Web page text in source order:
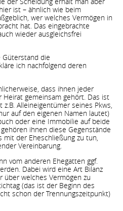
ist – ähnlich wie beim
wer welches Vermögen in
hat. Das eingebrachte
wieder ausgleichsfrei
die
ich nachfolgend deren
dass ihnen jeder
Heirat gemeinsam gehört. Das ist
Alleineigentümer seines Pkws,
auf den eigenen Namen lautet)
oder eine Immobilie auf beide
ihnen diese Gegenstände
der Eheschließung zu tun,
Vereinbarung.
vom anderen Ehegatten ggf.
Dabei wird eine Art Bilanz
über welches Vermögen zu
(das ist der Beginn des
schon der Trennungszeitpunkt)